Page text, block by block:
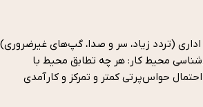
(تردد زیاد، سر و صدا، گپ‌های غیرضروری)
محیط کار: هر چه تطابق محیط با
حواس‌پرتی کمتر و تمرکز و کارآمدی